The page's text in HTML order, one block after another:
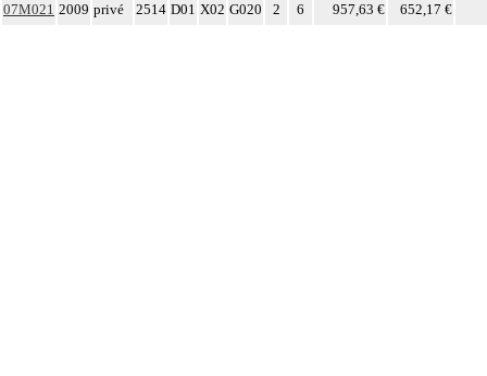
07M021 2009 privé 2514 D01 X02 G020 2 6 957,63 € 652,17 €